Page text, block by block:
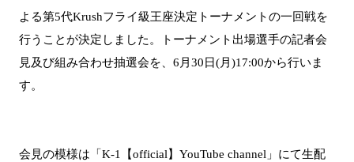
よる第5代Krushフライ級王座決定トーナメントの一回戦を
行うことが決定しました。トーナメント出場選手の記者会
見及び組み合わせ抽選会を、6月30日(月)17:00から行いま
す。
会見の模様は「K-1【official】YouTube channel」にて生配